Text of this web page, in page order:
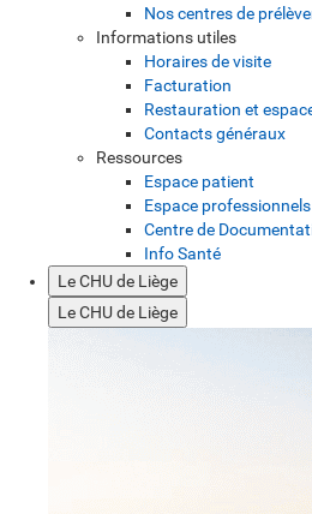
Nos centres de
Informations utiles
Horaires de visite
Facturation
Restauration et
Contacts généraux
Ressources
Espace patient
Espace
Centre de
Info Santé
Le CHU de Liège
Le CHU de Liège